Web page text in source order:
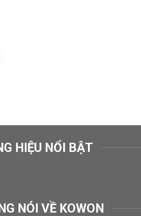
HIỆU NỔI BẬT
NÓI VỀ KOWON